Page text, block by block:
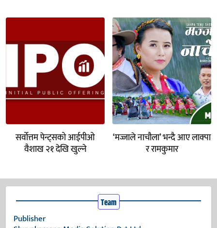
सर्वोत्तम पेन्ट्सको आईपीओ
वैशाख २१ देखि खुल्ने
‘मज्जाले नाचौला’ भन्दै आए लाक्पा
र रामकुमार
Team
Publisher